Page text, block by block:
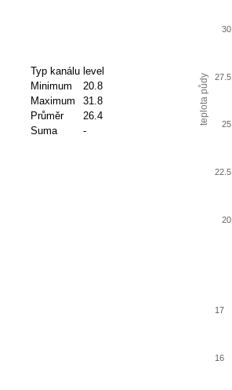
Typ kanálu level
Minimum
20.8
Maximum
31.8
Průměr
26.4
Suma
-
teplota půdy
20
22.5
25
27.5
30
16
17